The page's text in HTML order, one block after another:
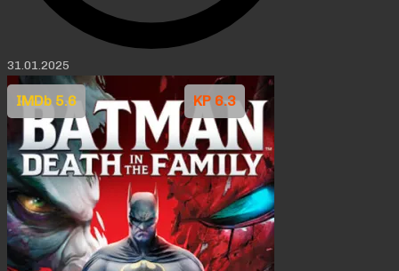
31.01.2025
KP 6.3
IMDb 5.6